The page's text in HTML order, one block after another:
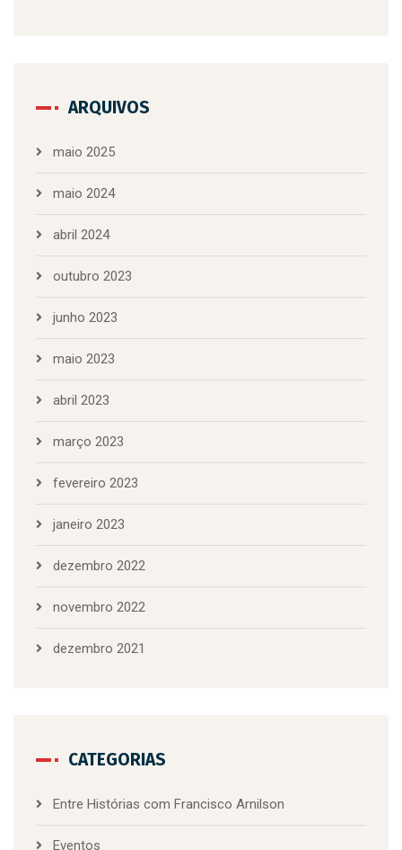
ARQUIVOS
maio 2025
maio 2024
abril 2024
outubro 2023
junho 2023
maio 2023
abril 2023
março 2023
fevereiro 2023
janeiro 2023
dezembro 2022
novembro 2022
dezembro 2021
CATEGORIAS
Entre Histórias com Francisco Arnilson
Eventos